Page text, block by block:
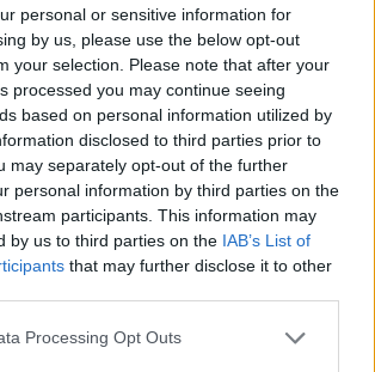
personal or sensitive information for
by us, please use the below opt-out
your selection. Please note that after your
processed you may continue seeing
based on personal information utilized by
disclosed to third parties prior to
may separately opt-out of the further
personal information by third parties on the
participants. This information may
by us to third parties on the IAB’s List of
that may further disclose it to other
Processing Opt Outs